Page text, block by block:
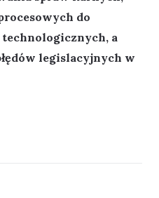
do
technologicznych, a
legislacyjnych w